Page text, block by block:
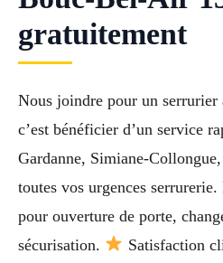
gratuitement
Nous joindre pour un
c’est bénéficier d’un service
Gardanne, Simiane-
toutes vos urgences
pour ouverture de porte,
sécurisation.
Satisfaction